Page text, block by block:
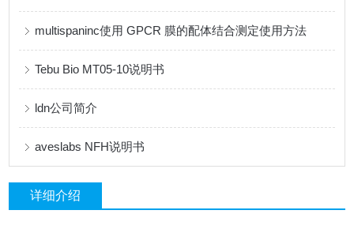
multispaninc使用 GPCR 膜的配体结合测定使用方法
Tebu Bio MT05-10说明书
ldn公司简介
aveslabs NFH说明书
详细介绍